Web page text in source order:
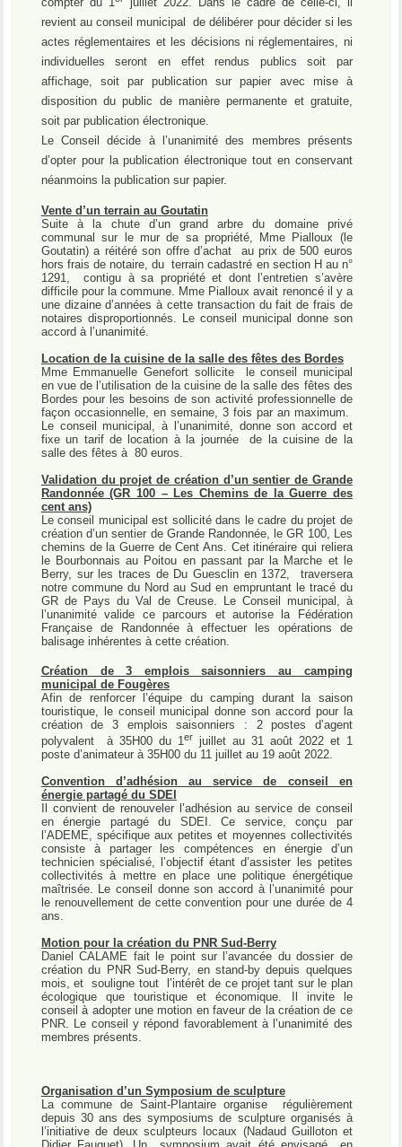
revient au conseil municipal
de délibérer pour décider si les
actes réglementaires et les décisions ni réglementaires, ni
individuelles seront en effet rendus publics soit par
affichage, soit par publication sur papier avec mise à
disposition du public de manière permanente et gratuite,
soit par publication électronique.
Le Conseil décide à l’unanimité des membres présents
d’opter pour la publication électronique tout en conservant
néanmoins la publication sur papier.
Vente d’un terrain au Goutatin
Suite à la chute d’un grand arbre du domaine privé
communal sur le mur de sa propriété, Mme Pialloux (le
Goutatin) a réitéré son offre d’achat
au prix de 500 euros
hors frais de notaire, du terrain cadastré en section H au n°
1291,
contigu à sa propriété et dont l’entretien s’avère
difficile pour la commune. Mme Pialloux avait renoncé il y a
une dizaine d’années à cette transaction du fait de frais de
notaires disproportionnés. Le conseil municipal donne son
accord à l’unanimité.
Location de la cuisine de la salle des fêtes des Bordes
Mme Emmanuelle Genefort sollicite
le conseil municipal
en vue de l’utilisation de la cuisine de la salle des fêtes des
Bordes pour les besoins de son activité professionnelle de
façon occasionnelle, en semaine, 3 fois par an maximum.
Le conseil municipal, à l’unanimité, donne son accord et
fixe un tarif de location à la journée
de la cuisine de la
salle des fêtes à 80 euros.
Validation du projet de création d’un sentier de Grande
Randonnée (GR 100 – Les Chemins de la Guerre des
cent ans)
Le conseil municipal est sollicité dans le cadre du projet de
création d’un sentier de Grande Randonnée, le GR 100, Les
chemins de la Guerre de Cent Ans. Cet itinéraire qui reliera
le Bourbonnais au Poitou en passant par la Marche et le
Berry, sur les traces de Du Guesclin en 1372,
traversera
notre commune du Nord au Sud en empruntant le tracé du
GR de Pays du Val de Creuse. Le Conseil municipal, à
l’unanimité valide ce parcours et autorise la Fédération
Française de Randonnée à effectuer les opérations de
balisage inhérentes à cette création.
Création de 3 emplois saisonniers au camping
municipal de Fougères
Afin de renforcer l’équipe du camping durant la saison
touristique, le conseil municipal donne son accord pour la
création de 3 emplois saisonniers : 2 postes d’agent
polyvalent
à 35H00 du 1 er juillet au 31 août 2022 et 1
poste d’animateur à 35H00 du 11 juillet au 19 août 2022.
Convention d’adhésion au service de conseil en
énergie partagé du SDEI
Il convient de renouveler l’adhésion au service de conseil
en énergie partagé du SDEI. Ce service, conçu par
l’ADEME, spécifique aux petites et moyennes collectivités
consiste à partager les compétences en énergie d’un
technicien spécialisé, l’objectif étant d’assister les petites
collectivités à mettre en place une politique énergétique
maîtrisée. Le conseil donne son accord à l’unanimité pour
le renouvellement de cette convention pour une durée de 4
ans.
Motion pour la création du PNR Sud-Berry
Daniel CALAME fait le point sur l’avancée du dossier de
création du PNR Sud-Berry, en stand-by depuis quelques
mois, et
souligne tout
l’intérêt de ce projet tant sur le plan
écologique que touristique et économique. Il invite le
conseil à adopter une motion en faveur de la création de ce
PNR. Le conseil y répond favorablement à l’unanimité des
membres présents.
Organisation d’un Symposium de sculpture
La commune de Saint-Plantaire organise
régulièrement
depuis 30 ans des symposiums de sculpture organisés à
l’initiative de deux sculpteurs locaux (Nadaud Guilloton et